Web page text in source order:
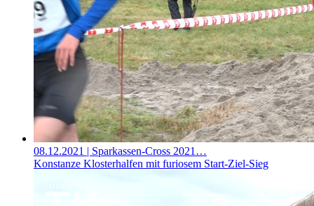
08.12.2021 | Sparkassen-Cross 2021…
Konstanze Klosterhalfen mit furiosem Start-Ziel-Sieg